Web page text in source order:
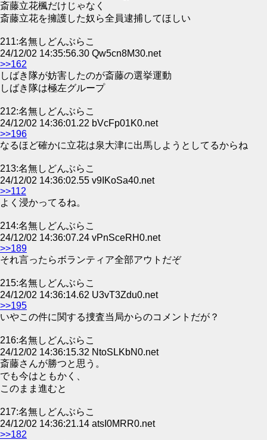
斎藤立花楓だけじゃなく
斎藤立花を擁護した奴ら全員逮捕してほしい
211:名無しどんぶらこ
24/12/02 14:35:56.30 Qw5cn8M30.net
>>162
しばき隊が妨害したのが斎藤の選挙運動
しばき隊は極左グループ
212:名無しどんぶらこ
24/12/02 14:36:01.22 bVcFp01K0.net
>>196
なるほど確かに立花は泉大津に出馬しようとしてるからね
213:名無しどんぶらこ
24/12/02 14:36:02.55 v9IKoSa40.net
>>112
よく浸かってるね。
214:名無しどんぶらこ
24/12/02 14:36:07.24 vPnSceRH0.net
>>189
それ言ったらボランティア全部アウトだぞ
215:名無しどんぶらこ
24/12/02 14:36:14.62 U3vT3Zdu0.net
>>195
いやこの件に関する捜査当局からのコメントだが？
216:名無しどんぶらこ
24/12/02 14:36:15.32 NtoSLKbN0.net
斎藤さんが勝つと思う。
でも今はともかく、
このまま進むと
217:名無しどんぶらこ
24/12/02 14:36:21.14 atsI0MRR0.net
>>182